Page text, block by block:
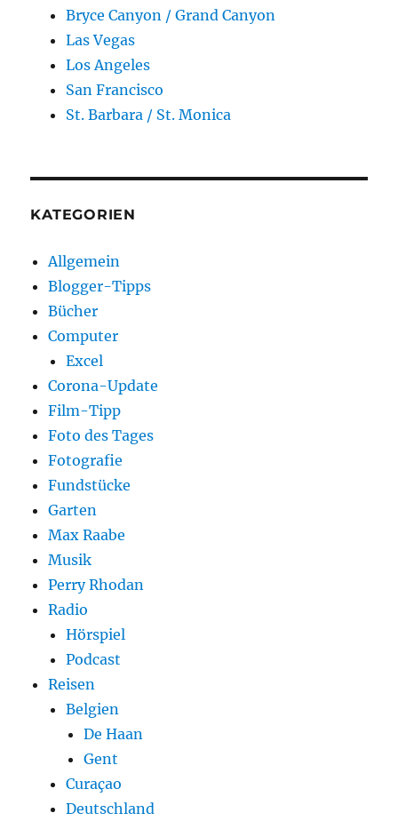
Bryce Canyon / Grand Canyon
Las Vegas
Los Angeles
San Francisco
St. Barbara / St. Monica
KATEGORIEN
Allgemein
Blogger-Tipps
Bücher
Computer
Excel
Corona-Update
Film-Tipp
Foto des Tages
Fotografie
Fundstücke
Garten
Max Raabe
Musik
Perry Rhodan
Radio
Hörspiel
Podcast
Reisen
Belgien
De Haan
Gent
Curaçao
Deutschland